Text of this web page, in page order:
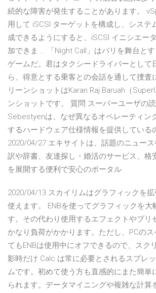
続的な障害が発生することがあります。
用して iSCSI ターゲットを構成し、システ
成できるようにすると、iSCSI イニシエー
加できま … 「Night Call」はパリを舞台と
ゲームだ。君はタクシードライバーとして
ら、得意とする乗客との会話を通して捜査
リーンショットはKaran Raj Baruah（
ンショットです。 質問 スーパーユーザの読
Sebestyenは、なぜ異なるオペレーティン
するハードウェア仕様情報を提供している
2020/04/27 エキサイトは、話題のニュー
訳や辞書、友達探し・婚活のサービス、格
を展開する便利で安心のポータル
2020/04/13 スカイリムはグラフィックを拡
使えます。 ENBを使ってグラフィックを大
す。その代わり使用するエフェクトやプリ
かなり負荷がかかります。ただし、PCのス
てもENBは使用中にオフできるので、スク
影時だけ Calc は常に必要とされるスプレ
ムです。初めて使う方も直感的にまた簡単
られます。データマイニングや複雑な計算